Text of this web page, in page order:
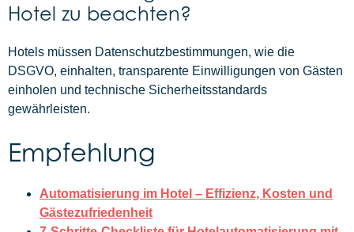
Hotel zu beachten?
Hotels müssen Datenschutzbestimmungen, wie die
DSGVO, einhalten, transparente Einwilligungen von Gästen
einholen und technische Sicherheitsstandards
gewährleisten.
Empfehlung
Automatisierung im Hotel – Effizienz, Kosten und
Gästezufriedenheit